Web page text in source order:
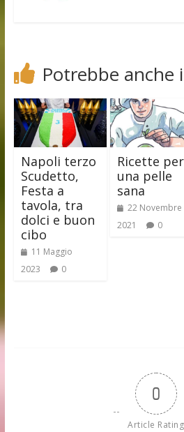
Potrebbe anche
Napoli terzo
Scudetto,
Festa a
tavola, tra
dolci e buon
cibo
11 Maggio
2023
0
Ricette per
una pelle
sana
22 Novembre
2021
0
0
Article Rating